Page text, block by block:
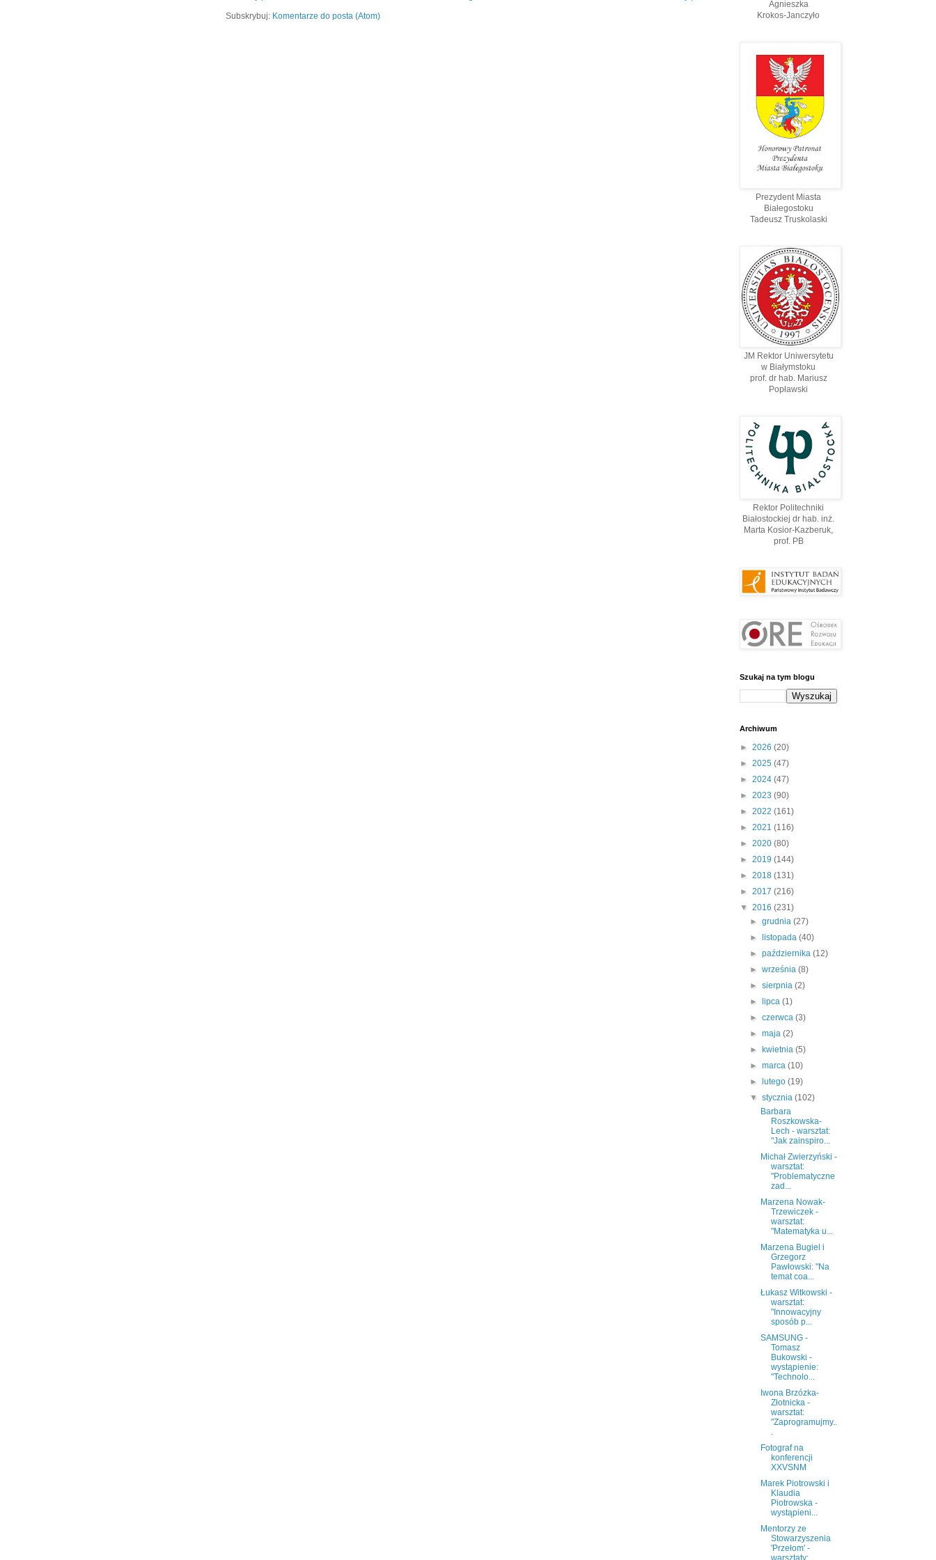
Subskrybuj: Komentarze do posta (Atom)
Agnieszka
Krokos-Janczyło
Prezydent Miasta
Białegostoku
Tadeusz Truskolaski
JM Rektor Uniwersytetu
w Białymstoku
prof. dr hab. Mariusz
Popławski
Rektor Politechniki
Białostockiej dr hab. inż.
Marta Kosior-Kazberuk,
prof. PВ
Szukaj na tym blogu
Archiwum
► 2026 (20)
► 2025 (47)
► 2024 (47)
► 2023 (90)
► 2022 (161)
► 2021 (116)
► 2020 (80)
► 2019 (144)
► 2018 (131)
► 2017 (216)
▼ 2016 (231)
►grudnia(27)
►
listopada(40)
►października(12)
►września(8)
►sierpnia(2)
►
lipca(1)
►czerwca(3)
►maja(2)
►
kwietnia(5)
►marca(10)
►
lutego(19)
▼stycznia(102)
Barbara
Roszkowska-
Lech - warsztat:
"Jak zainspiro...
Michał Zwierzyński -
warsztat:
"Problematyczne
zad...
Marzena Nowak-
Trzewiczek -
warsztat:
"Matematyka u...
Marzena Bugiel i
Grzegorz
Pawłowski: "Na
temat coa...
Łukasz Witkowski -
warsztat:
"Innowacyjny
sposób p...
SAMSUNG -
Tomasz
Bukowski -
wystąpienie:
"Technolo...
Iwona Brzózka-
Złotnicka -
warsztat:
"Zaprogramujmy..
.
Fotograf na
konferencji
XXVSNM
Marek Piotrowski i
Klaudia
Piotrowska -
wystąpieni...
Mentorzy ze
Stowarzyszenia
'Przełom' -